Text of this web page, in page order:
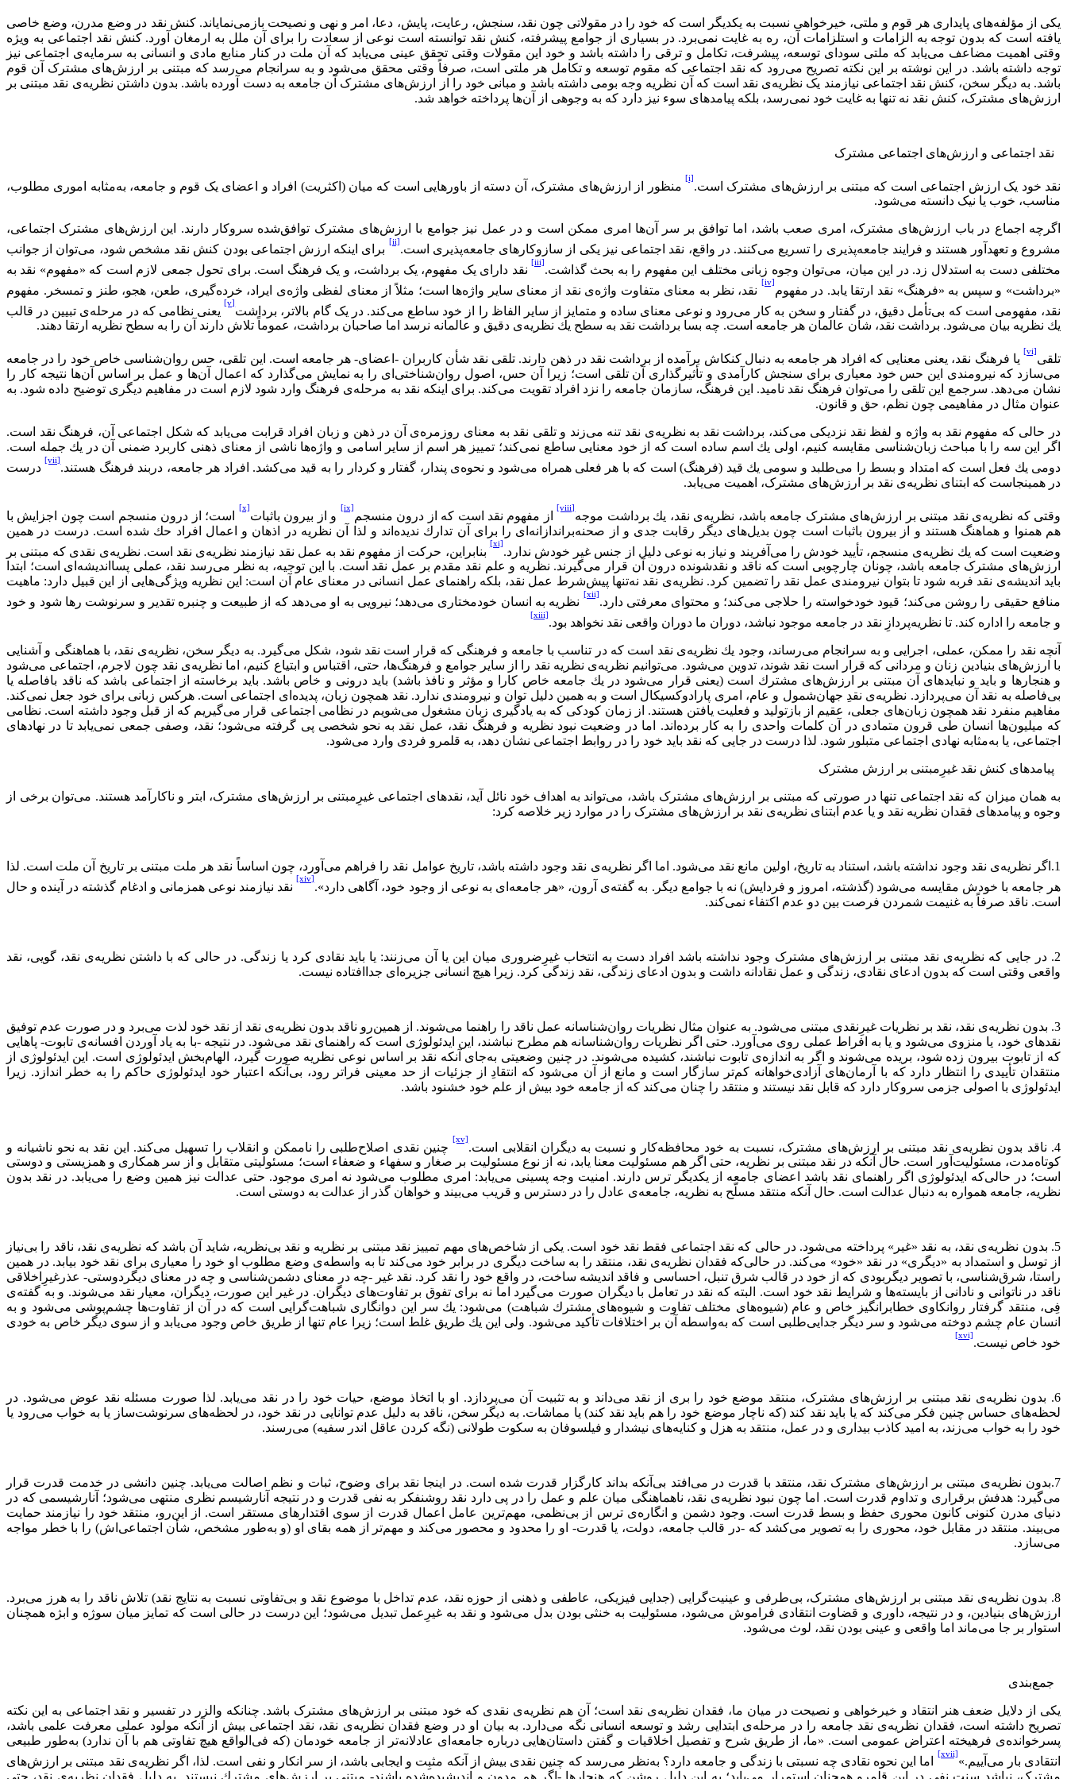
یکی از مؤلفه‌های پایداری هر قوم و ملتی، خیرخواهی نسبت به یکدیگر است که خود را در مقولاتی چون نقد، سنجش، رعایت، پایش، دعا، امر و نهی و نصیحت بازمی‌نمایاند. کنش نقد در وضع مدرن، وضع خاصی
یافته است که بدون توجه به الزامات و استلزامات آن، ره به غایت نمی‌برد. در بسیاری از جوامع پیشرفته، کنش نقد توانسته است نوعی از سعادت را برای آن ملل به ارمغان آورد. کنش نقد اجتماعی به ویژه
وقتی اهمیت مضاعف می‌یابد که ملتی سودای توسعه، پیشرفت، تکامل و ترقی را داشته باشد و خود این مقولات وقتی تحقق عینی می‌یابد که آن ملت در کنار منابع مادی و انسانی به سرمایه‌ی اجتماعی نیز
توجه داشته باشد. در این نوشته بر این نکته تصریح می‌رود که نقد اجتماعی که مقوم توسعه و تکامل هر ملتی است، ‌صرفاً وقتی محقق می‌شود و به سرانجام می‌رسد که مبتنی بر ارزش‌های مشترک آن قوم
باشد. به دیگر سخن، کنش نقد اجتماعی نیازمند یک نظریه‌ی نقد است که آن نظریه وجه بومی داشته باشد و مبانی خود را از ارزش‌های مشترک آن جامعه به دست آورده باشد. بدون داشتن نظریه‌ی نقد مبتنی بر
ارزش‌های مشترک، کنش نقد نه تنها به غایت خود نمی‌رسد، بلکه پیامدهای سوء نیز دارد که به وجوهی از آن‌ها پرداخته خواهد شد.
نقد اجتماعی و ارزش‌های اجتماعی مشترک
نقد خود یک ارزش اجتماعی است که مبتنی بر ارزش‌های مشترک است.
[i]
منظور از ارزش‌های مشترک، آن دسته از باورهایی است که میان (اکثریت) افراد و اعضای یک قوم و جامعه، به‌مثابه اموری مطلوب،
مناسب، خوب یا نیک دانسته می‌شود.
اگرچه اجماع در باب ارزش‌های مشترک، امری صعب باشد، اما توافق بر سر آن‌ها امری ممکن است و در عمل نیز جوامع با ارزش‌های مشترک توافق‌شده سروکار دارند. این ارزش‌های مشترک اجتماعی،
مشروع و تعهد‌آور هستند و فرایند جامعه‌پذیری را تسریع می‌کنند. در واقع،‌ نقد اجتماعی نیز یکی از سازوکارهای جامعه‌پذیری است.
[ii]
برای اینکه ارزش اجتماعی بودن کنش نقد مشخص شود،‌ می‌توان از جوانب
مختلفی دست به استدلال زد. در این میان،‌ می‌توان وجوه زبانی مختلف این مفهوم را به بحث گذاشت.
[iii]
نقد دارای یک مفهوم، یک برداشت، و یک فرهنگ است. برای تحول جمعی لازم است که «مفهوم» نقد به
«برداشت» و سپس به «فرهنگ» نقد ارتقا یابد. در مفهوم
[iv]
نقد، نظر به معنای متفاوت واژه‌ی نقد از معنای سایر واژه‌ها است؛ مثلاً از معنای لفظی واژه‌ی ایراد، خرده‌گیری، طعن، هجو، طنز و تمسخر. مفهوم
نقد، مفهومی است كه بی‌تأمل دقیق، در گفتار و سخن به كار می‌رود و نوعی معنای ساده و متمایز از سایر الفاظ را از خود ساطع می‌كند. در یک گام بالاتر، برداشت
[v]
یعنی نظامی كه در مرحله‌ی تبیین در قالب
یك نظریه بیان می‌شود. برداشت نقد، شأن عالمان هر جامعه است. چه بسا برداشت نقد به سطح یك نظریه‌ی دقیق و عالمانه نرسد اما صاحبان برداشت، عموماً تلاش دارند آن را به سطح نظریه ارتقا دهند.
تلقی
[vi]
یا فرهنگ نقد، یعنی معنایی كه افراد هر جامعه به دنبال كنكاش برآمده از برداشت نقد در ذهن دارند. تلقی نقد شأن كاربران -‌اعضای- ‌هر جامعه است. این تلقی، حس روان‌شناسی خاص خود را در جامعه
می‌سازد كه نیرومندی این حس خود معیاری برای سنجش كارآمدی و تأثیرگذاری آن تلقی است؛ زیرا آن حس، اصول روان‌شناختی‌ای را به نمایش می‌گذارد كه اعمال آن‌ها و عمل بر اساس آن‌ها نتیجه كار را
نشان می‌دهد. سرجمع این تلقی را می‌توان فرهنگ نقد نامید. این فرهنگ، سازمان جامعه را نزد افراد تقویت می‌كند. برای اینكه نقد به مرحله‌ی فرهنگ وارد شود لازم است در مفاهیم دیگری توضیح داده شود. به
عنوان مثال در مفاهیمی چون نظم، حق و قانون.
در حالی كه مفهوم نقد به واژه و لفظ نقد نزدیكی می‌كند، برداشت نقد به نظریه‌ی نقد تنه می‌زند و تلقی نقد به معنای روزمره‌ی آن در ذهن و زبان افراد قرابت می‌یابد كه شكل اجتماعی آن، فرهنگ نقد است.
اگر این سه را با مباحث زبان‌شناسی مقایسه كنیم، اولی یك اسم ساده است كه از خود معنایی ساطع نمی‌كند؛ تمییز هر اسم از سایر اسامی و واژه‌ها ناشی از معنای ذهنی كاربرد ضمنی آن در یك جمله است.
دومی یك فعل است كه امتداد و بسط را می‌طلبد و سومی یك قید (فرهنگ) است كه با هر فعلی همراه می‌شود و نحوه‌ی پندار، گفتار و كردار را به قید می‌كشد. افراد هر جامعه، دربند فرهنگ هستند.
[vii]
درست
در همینجاست که ابتنای نظریه‌ی نقد بر ارزش‌های مشترک، اهمیت می‌یابد.
وقتی که نظریه‌ی نقد مبتنی بر ارزش‌های مشترک جامعه باشد، نظریه‌ی نقد، یك برداشت موجه
[viii]
از مفهوم نقد است که از درون منسجم
[ix]
و از بیرون باثبات
[x]
است؛ از درون منسجم است چون اجزایش با
هم همنوا و هماهنگ هستند و از بیرون باثبات است چون بدیل‌های دیگر رقابت جدی و از صحنه‌براندازانه‌ای را برای آن تدارك ندیده‌اند و لذا آن نظریه در اذهان و اعمال افراد حك شده است. درست در همین
وضعیت است که یك نظریه‌ی منسجم، تأیید خودش را می‌آفریند و نیاز به نوعی دلیل از جنس غیر خودش ندارد.
[xi]
بنابراین، حركت از مفهوم نقد به عمل نقد نیازمند نظریه‌ی نقد است. نظریه‌ی نقدی که مبتنی بر
ارزش‌های مشترک جامعه باشد، چونان چارچوبی است که ناقد و نقدشونده درون آن قرار می‌گیرند. نظریه و علم نقد مقدم بر عمل نقد است. با این توجیه، به نظر می‌رسد نقد، عملی پسااندیشه‌ای است؛ ابتدا
باید اندیشه‌ی نقد فربه شود تا بتوان نیرومندی عمل نقد را تضمین كرد. نظریه‌ی نقد نه‌تنها پیش‌شرط عمل نقد، بلكه راهنمای عمل انسانی در معنای عام آن است: این نظریه ویژگی‌هایی از این قبیل دارد: ماهیت
منافع حقیقی را روشن می‌كند؛ قیود خودخواسته را حلاجی می‌كند؛ و محتوای معرفتی دارد.
[xii]
نظریه به انسان خودمختاری می‌دهد؛ نیرویی به او می‌دهد كه از طبیعت و چنبره تقدیر و سرنوشت رها شود و خود
و جامعه را اداره كند. تا نظریه‌پردازِ نقد در جامعه موجود نباشد، دوران ما دوران واقعی نقد نخواهد بود.
[xiii]
آنچه نقد را ممكن، عملی، اجرایی و به سرانجام می‌رساند، وجود یك نظریه‌ی نقد است كه در تناسب با جامعه و فرهنگی كه قرار است نقد شود، شکل می‌گیرد. به دیگر سخن، نظریه‌ی نقد، با هماهنگی و آشنایی
با ارزش‌های بنیادین زنان و مردانی كه قرار است نقد شوند، تدوین می‌شود. می‌توانیم نظریه‌ی نظریه نقد را از سایر جوامع و فرهنگ‌ها، حتی، اقتباس و ابتیاع كنیم، اما نظریه‌ی نقد چون لاجرم، اجتماعی می‌شود
و هنجارها و باید و نبایدهای آن مبتنی بر ارزش‌های مشترك است (یعنی قرار می‌شود در یك جامعه خاص كارا و مؤثر و نافذ باشد) باید درونی و خاص باشد. باید برخاسته از اجتماعی باشد كه ناقد بافاصله یا
بی‌فاصله به نقد آن می‌پردازد. نظریه‌ی نقدِ جهان‌شمول و عام، امری پارادوكسیكال است و به همین دلیل توان و نیرومندی ندارد. نقد همچون زبان، پدیده‌ای اجتماعی است. هركس زبانی برای خود جعل نمی‌كند.
مفاهیم منفرد نقد همچون زبان‌های جعلی، عقیم از بازتولید و فعلیت یافتن هستند. از زمان كودكی كه به یادگیری زبان مشغول می‌شویم در نظامی اجتماعی قرار می‌گیریم كه از قبل وجود داشته است. نظامی
كه میلیون‌ها انسان طی قرون متمادی در آن كلمات واحدی را به كار برده‌اند. اما در وضعیت نبود نظریه و فرهنگ نقد، عمل نقد به نحو شخصی پی گرفته ‌می‌شود؛ نقد، وصفی جمعی نمی‌یابد تا در نهادهای
اجتماعی، یا به‌مثابه نهادی اجتماعی متبلور شود. لذا درست در جایی كه نقد باید خود را در روابط اجتماعی نشان دهد، به قلمرو فردی وارد می‌شود.
پیامدهای کنش نقد غیرِمبتنی بر ارزش مشترک
به همان میزان که نقد اجتماعی تنها در صورتی که مبتنی بر ارزش‌های مشترک باشد، می‌تواند به اهداف خود نائل آید، نقدهای اجتماعی غیرِمبتنی بر ارزش‌های مشترک، ابتر و ناکارآمد هستند. می‌توان برخی از
وجوه و پیامدهای فقدان نظریه نقد و یا عدم ابتنای نظریه‌ی نقد بر ارزش‌های مشترک را در موارد زیر خلاصه كرد:
1.اگر نظریه‌ی نقد وجود نداشته باشد، استناد به تاریخ، اولین مانع نقد می‌شود. اما اگر نظریه‌ی نقد وجود داشته باشد، تاریخ عوامل نقد را فراهم می‌آورد، چون اساساً نقد هر ملت مبتنی بر تاریخ آن ملت است. لذا
هر جامعه با خودش مقایسه می‌شود (گذشته، امروز و فردایش) نه با جوامع دیگر. به گفته‌ی آرون، «هر جامعه‌ای به نوعی از وجود خود، آگاهی دارد».
[xiv]
نقد نیازمند نوعی همزمانی و ادغام گذشته در آینده و حال
است. ناقد صرفاً به غنیمت شمردن فرصت بین دو عدم اكتفاء نمی‌كند.
2. در جایی كه نظریه‌ی نقد مبتنی بر ارزش‌های مشترک وجود نداشته باشد افراد دست به انتخاب غیرِضروری میان این یا آن می‌زنند: یا باید نقادی كرد یا زندگی. در حالی كه با داشتن نظریه‌ی نقد، گویی، نقد
واقعی وقتی است كه بدون ادعای نقادی، زندگی و عمل نقادانه داشت و بدون ادعای زندگی، نقد زندگی كرد. زیرا هیچ انسانی جزیره‌ای جداافتاده نیست.
3. بدون نظریه‌ی نقد، نقد بر نظریات غیرِنقدی مبتنی می‌شود. به عنوان مثال نظریات روان‌شناسانه عمل ناقد را راهنما می‌شوند. از همین‌رو ناقد بدون نظریه‌ی نقد از نقد خود لذت می‌برد و در صورت عدم توفیق
نقدهای خود، یا منزوی می‌شود و یا به افراط عملی روی می‌آورد. حتی اگر نظریات روان‌شناسانه هم مطرح نباشند، این ایدئولوژی است که راهنمای نقد می‌شود. در نتیجه -با به یاد آوردن افسانه‌ی تابوت- پاهایی
كه از تابوت بیرون زده شود، بریده می‌شوند و اگر به اندازه‌ی تابوت نباشند، كشیده می‌شوند. در چنین وضعیتی به‌جای آنكه نقد بر اساس نوعی نظریه صورت گیرد، الهام‌بخش ایدئولوژی است. این اید‌ئولوژی از
منتقدان تأییدی را انتظار دارد كه با آرمان‌های آزادی‌خواهانه كم‌تر سازگار است و مانع از آن می‌شود كه انتقادِ از جزئیات از حد معینی فراتر رود، بی‌آنكه اعتبار خود ایدئولوژی حاكم را به خطر اندازد. زیرا
ایدئولوژی با اصولی جزمی سروكار دارد كه قابل نقد نیستند و منتقد را چنان می‌كند كه از جامعه خود بیش از علم خود خشنود باشد.
4. ناقد بدون نظریه‌ی نقد مبتنی بر ارزش‌های مشترک، نسبت به خود محافظه‌كار و نسبت به دیگران انقلابی است.
[xv]
چنین نقدی اصلاح‌طلبی را ناممكن و انقلاب را تسهیل می‌کند. این نقد به نحو ناشیانه و
كوتاه‌مدت، مسئولیت‌آور است. حال آنكه در نقد مبتنی بر نظریه، حتی اگر هم مسئولیت معنا یابد، نه از نوع مسئولیت بر صغار و سفهاء و ضعفاء است؛ مسئولیتی متقابل و از سر همكاری و همزیستی و دوستی
است؛ در حالی‌كه ایدئولوژی اگر راهنمای نقد باشد اعضای جامعه از یكدیگر ترس دارند. امنیت وجه پسینی می‌یابد: امری مطلوب می‌شود نه امری موجود. حتی عدالت نیز همین وضع را می‌یابد. در نقد بدون
نظریه، جامعه همواره به دنبال عدالت است. حال آنكه منتقد مسلّح به نظریه، جامعه‌ی عادل را در دسترس و قریب می‌بیند و خواهان گذر از عدالت به دوستی است.
5. بدون نظریه‌ی نقد، به نقد «غیر» پرداخته می‌شود. در حالی كه نقد اجتماعی فقط نقد خود است. یكی از شاخص‌های مهم تمییز نقد مبتنی بر نظریه و نقد بی‌نظریه، شاید آن باشد كه نظریه‌ی نقد، ناقد را بی‌نیاز
از توسل و استمداد به «دیگری» در نقد «خود» می‌كند. در حالی‌كه فقدان نظریه‌ی نقد، منتقد را به ساخت دیگری در برابر خود می‌كند تا به واسطه‌ی وضع مطلوب او خود را معیاری برای نقد خود بیابد. در همین
راستا، شرق‌‌شناسی، با تصویر دیگربودی كه از خود در قالب شرق تنبل، احساسی و فاقد اندیشه ساخت، در واقع خود را نقد كرد. نقد غیر -چه در معنای دشمن‌شناسی و چه در معنای دیگردوستی- عذرغیرِاخلاقی
ناقد در ناتوانی و نادانی از بایسته‌ها و شرایط نقد خود است. البته كه نقد در تعامل با دیگران صورت می‌گیرد اما نه برای تفوق بر تفاوت‌های دیگران. در غیر این صورت، دیگران، معیار نقد می‌شوند. و به گفته‌ی
فِی، منتقد گرفتار روانكاوی خطابرانگیز خاص و عام (شیوه‌های مختلف تفاوت و شیوه‌های مشترك شباهت) می‌شود: یك سر این دوانگاری شباهت‌گرایی است كه در آن از تفاوت‌ها چشم‌پوشی می‌شود و به
انسان عام چشم دوخته می‌شود و سر دیگر جدایی‌طلبی است كه به‌واسطه آن بر اختلافات تأكید می‌شود. ولی این یك طریق غلط است؛ زیرا عام تنها از طریق خاص وجود می‌یابد و از سوی دیگر خاص به خودی
خود خاص نیست.
[xvi]
6. بدون نظریه‌ی نقد مبتنی بر ارزش‌های مشترک، منتقد موضع خود را بری از نقد می‌داند و به تثبیت آن می‌پردازد. او با اتخاذ موضع، حیات خود را در نقد می‌یابد. لذا صورت‌ مسئله نقد عوض می‌شود. در
لحظه‌های حساس چنین فكر می‌كند كه یا باید نقد كند (كه ناچار موضع خود را هم باید نقد كند) یا مماشات. به دیگر سخن، ناقد به دلیل عدم توانایی در نقد خود، در لحظه‌های سرنوشت‌ساز یا به خواب می‌رود یا
خود را به خواب می‌زند، به امید كاذب بیداری و در عمل، منتقد به هزل و كنایه‌های نیشدار و فیلسوفان به سكوت طولانی (نگه كردن عاقل اندر سفیه) می‌رسند.
7.بدون نظریه‌ی مبتنی بر ارزش‌های مشترک نقد، منتقد با قدرت در می‌افتد بی‌آنكه بداند كارگزار قدرت شده است. در اینجا نقد برای وضوح، ثبات و نظم اصالت می‌یابد. چنین دانشی در خدمت قدرت قرار
می‌گیرد: هدفش برقراری و تداوم قدرت است. اما چون نبود نظریه‌ی نقد، ناهماهنگی میان علم و عمل را در پی دارد نقد روشنفكر به نفی قدرت و در نتیجه آنارشیسم نظری منتهی می‌شود؛ آنارشیسمی كه در
دنیای مدرن كنونی كانون محوری حفظ و بسط قدرت است. وجود دشمن و انگاره‌ی‌ ترس از بی‌نظمی، مهم‌ترین عامل اعمال قدرت از سوی اقتدارهای مستقر است. از این‌رو، منتقد خود را نیازمند حمایت
می‌بیند. منتقد در مقابل خود، محوری را به تصویر می‌كشد كه -در قالب جامعه، دولت، یا قدرت-‌ او را محدود و محصور می‌كند و مهم‌تر از همه بقای او (و به‌طور مشخص، شأن اجتماعی‌اش) را با خطر مواجه
می‌سازد.
8. بدون نظریه‌ی نقد مبتنی بر ارزش‌های مشترک، بی‌طرفی و عینیت‌گرایی (جدایی فیزیكی، عاطفی و ذهنی از حوزه نقد، عدم تداخل با موضوع نقد و بی‌تفاوتی نسبت به نتایج نقد) تلاش ناقد را به هرز می‌برد.
ارزش‌های بنیادین، و در نتیجه، داوری و قضاوت انتقادی فراموش می‌شود، مسئولیت به خنثی بودن بدل می‌شود و نقد به غیرِعمل تبدیل می‌شود؛ این درست در حالی است كه تمایز میان سوژه و ابژه همچنان
استوار بر جا می‌ماند اما واقعی و عینی بودن نقد، لوث می‌شود.
جمع‌بندی
یکی از دلایل ضعف هنر انتقاد و خیرخواهی و نصیحت در میان ما، فقدان نظریه‌ی نقد است؛ آن هم نظریه‌ی نقدی که خود مبتنی بر ارزش‌های مشترک باشد. چنانكه والزر در تفسیر و نقد اجتماعی به این نکته
تصریح داشته است، فقدان نظریه‌ی نقد جامعه را در مرحله‌ی ابتدایی رشد و توسعه انسانی نگه می‌دارد. به بیان او در وضع فقدان نظریه‌ی نقد، نقد اجتماعی بیش از آنكه مولود عملی معرفت علمی باشد،
پسرخوانده‌ی فرهیخته اعتراض عمومی است. «ما، از طریق شرح و تفصیل اخلاقیات و گفتن داستان‌هایی درباره جامعه‌ای عادلانه‌تر از جامعه خودمان (كه فی‌الواقع هیچ تفاوتی هم با آن ندارد) به‌طور طبیعی
انتقادی بار می‌آییم.»
[xvii]
اما این نحوه نقادی چه نسبتی با زندگی و جامعه دارد؟ به‌نظر می‌رسد كه چنین نقدی بیش از آنكه مثبِت و ایجابی باشد، از سر انكار و نفی است. لذا، اگر نظریه‌ی نقد مبتنی بر ارزش‌های
مشترک، نباشد سنت نفی در این قلمرو همچنان استمرار می‌یابد؛ ‌به این دلیل روشن كه هنجارها -اگر هم مدون و اندیشیده‌شده باشند- مبتنی بر ارزش‌های مشترك نیستند. به دلیل فقدان نظریه‌ی نقد، حتی